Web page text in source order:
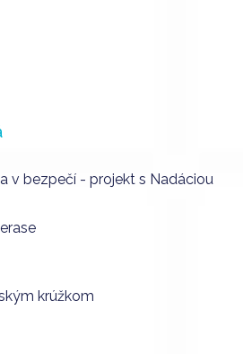
v bezpečí - projekt s Nadáciou
krúžkom